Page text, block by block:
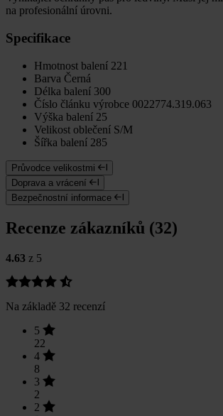
na profesionální úrovni.
Specifikace
Hmotnost balení 221
Barva Černá
Délka balení 300
Číslo článku výrobce 0022774.319.063
Výška balení 25
Velikost oblečení S/M
Šířka balení 285
Průvodce velikostmi
Doprava a vrácení
Bezpečnostní informace
Recenze zákazníků (32)
4.63 z 5
Na základě 32 recenzí
5
22
4
8
3
2
2